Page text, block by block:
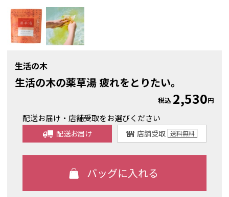
生活の木
生活の木の薬草湯 疲れをとりたい。
税込 2,530円
配送お届け・店舗受取をお選びください
配送お届け 店舗受取 送料無料